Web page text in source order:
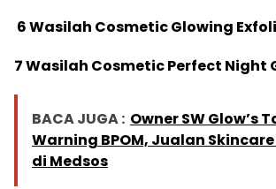
6 Wasilah Cosmetic Glowing
7 Wasilah Cosmetic Perfect Night
BACA JUGA : Owner SW Glow’s
Warning BPOM, Jualan
di Medsos